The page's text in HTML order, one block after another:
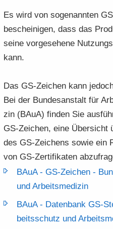
Es wird von so­ge­nann­ten
be­schei­ni­gen, dass das
seine vor­ge­se­he­ne
kann.
Das GS-​Zeichen kann
Bei der Bun­des­an­stalt für
zin (BAuA) fin­den Sie
GS-​Zeichen, eine Über­sicht
des GS-​Zeichens sowie ein
von GS-​Zertifikaten
BAuA -​ GS-​​Zeichen -​
und Ar­beits­me­di­zin
BAuA -​ Da­ten­bank GS-​​
beits­schutz und